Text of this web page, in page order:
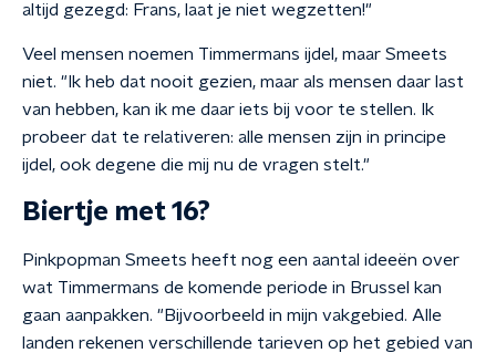
altijd gezegd: Frans, laat je niet wegzetten!"
Veel mensen noemen Timmermans ijdel, maar Smeets
niet. "Ik heb dat nooit gezien, maar als mensen daar last
van hebben, kan ik me daar iets bij voor te stellen. Ik
probeer dat te relativeren: alle mensen zijn in principe
ijdel, ook degene die mij nu de vragen stelt."
Biertje met 16?
Pinkpopman Smeets heeft nog een aantal ideeën over
wat Timmermans de komende periode in Brussel kan
gaan aanpakken. "Bijvoorbeeld in mijn vakgebied. Alle
landen rekenen verschillende tarieven op het gebied van